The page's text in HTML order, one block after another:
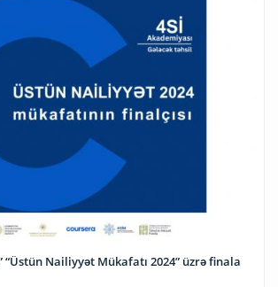
“Üstün Nailiyyət Mükafatı 2024” üzrə finala